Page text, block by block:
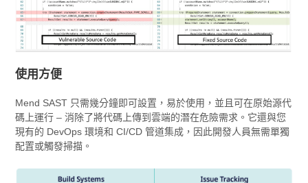
使用方便
Mend SAST 只需幾分鐘即可設置，易於使用，並且可在原始源代
碼上運行 – 消除了將代碼上傳到雲端的潛在危險需求。它還與您
現有的 DevOps 環境和 CI/CD 管道集成，因此開發人員無需單獨
配置或觸發掃描。